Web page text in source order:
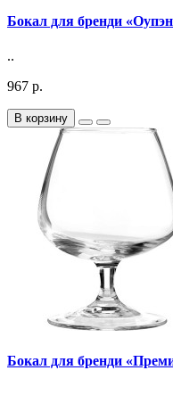
Бокал для бренди
..
967 р.
В корзину
Бокал для бренди